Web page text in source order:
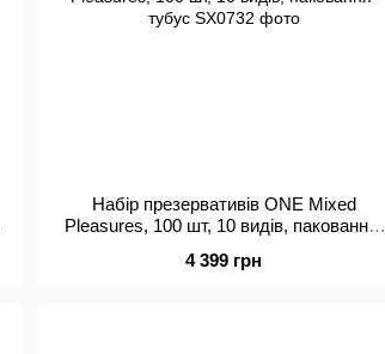
Набір презервативів ONE Mixed
Pleasures, 100 шт, 10 видів, паковання-
4 399 грн